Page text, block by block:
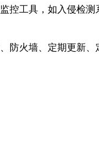
工具，如入侵检
火墙、定期更新